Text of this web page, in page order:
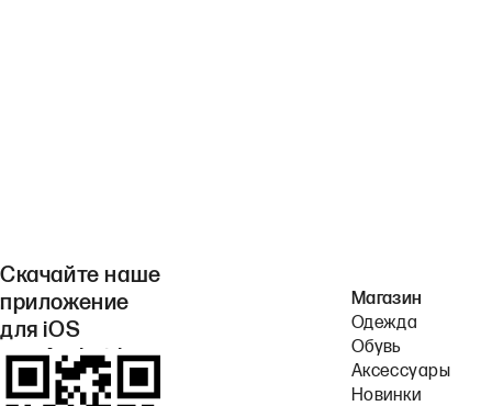
Скачайте наше
приложение
для iOS
или Android.
Магазин
Одежда
Обувь
Аксессуары
Новинки